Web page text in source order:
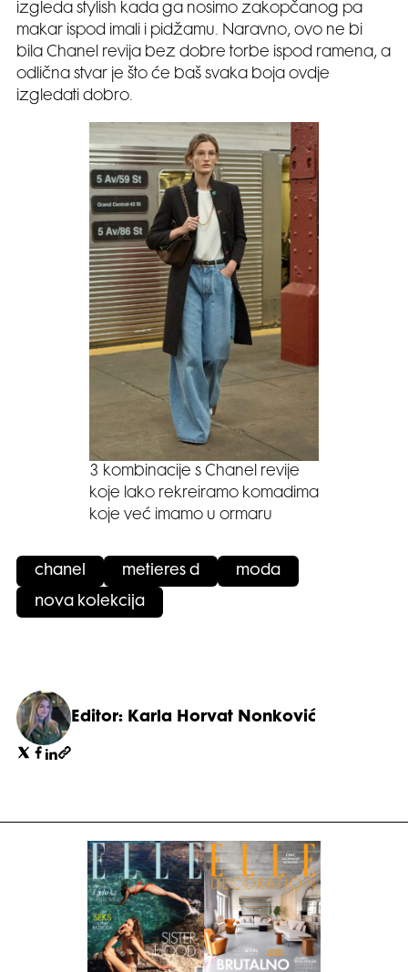
izgleda stylish kada ga nosimo zakopčanog pa
makar ispod imali i pidžamu. Naravno, ovo ne bi
bila Chanel revija bez dobre torbe ispod ramena, a
odlična stvar je što će baš svaka boja ovdje
izgledati dobro.
3 kombinacije s Chanel revije
koje lako rekreiramo komadima
koje već imamo u ormaru
chanel metieres d moda
nova kolekcija
Editor: Karla Horvat Nonković